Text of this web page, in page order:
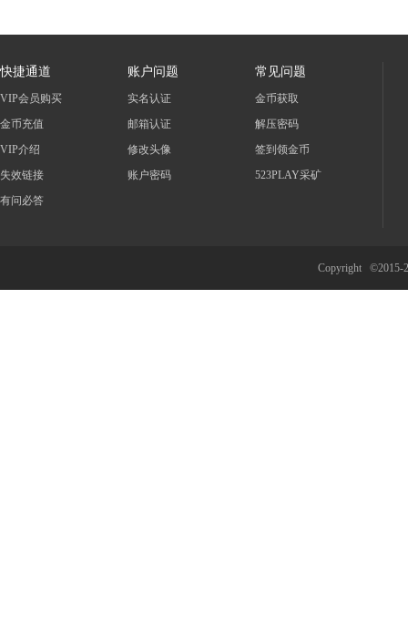
快捷通道
VIP会员购买
金币充值
VIP介绍
失效链接
有问必答
账户问题
实名认证
邮箱认证
修改头像
账户密码
常见问题
金币获取
解压密码
签到领金币
523PLAY采矿
Copyright ©2015-